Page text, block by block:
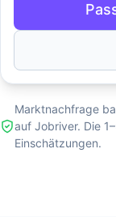
Marktnachfrage
auf Jobriver. Die
Einschätzungen.